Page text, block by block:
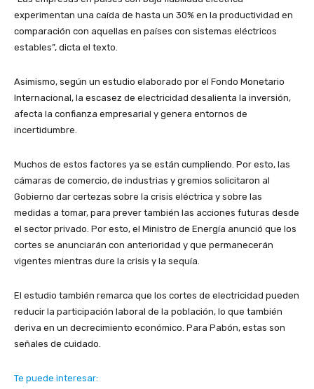
experimentan una caída de hasta un 30% en la productividad en
comparación con aquellas en países con sistemas eléctricos
estables”, dicta el texto.
Asimismo, según un estudio elaborado por el Fondo Monetario
Internacional, la escasez de electricidad desalienta la inversión,
afecta la confianza empresarial y genera entornos de
incertidumbre.
Muchos de estos factores ya se están cumpliendo. Por esto, las
cámaras de comercio, de industrias y gremios solicitaron al
Gobierno dar certezas sobre la crisis eléctrica y sobre las
medidas a tomar, para prever también las acciones futuras desde
el sector privado. Por esto, el Ministro de Energía anunció que los
cortes se anunciarán con anterioridad y que permanecerán
vigentes mientras dure la crisis y la sequía.
El estudio también remarca que los cortes de electricidad pueden
reducir la participación laboral de la población, lo que también
deriva en un decrecimiento económico. Para Pabón, estas son
señales de cuidado.
Te puede interesar: